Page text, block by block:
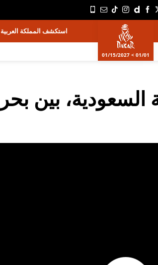
01/01 > 01/15/2027
استكشف المملكة
السعودية، بين